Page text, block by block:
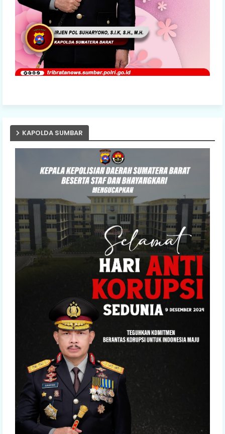
KAPOLDA SUMBAR